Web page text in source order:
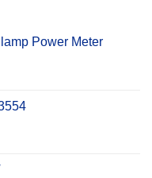
Power Meter